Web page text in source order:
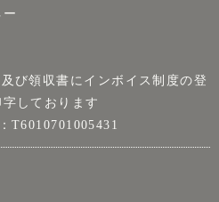
び領収書にインボイス制度の登
しております
T6010701005431